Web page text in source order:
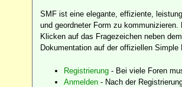
SMF ist eine elegante, effiziente,
und geordneter Form zu
Klicken auf das Fragezeichen neben
Dokumentation auf der offiziellen Simple
Registrierung- Bei viele Foren
Anmelden- Nach der